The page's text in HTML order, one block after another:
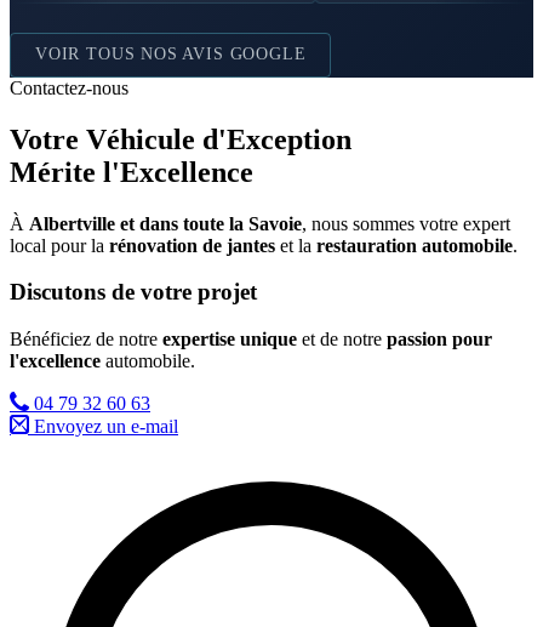
VOIR TOUS NOS AVIS GOOGLE
Contactez-nous
Votre Véhicule d'Exception
Mérite l'Excellence
À Albertville et dans toute la Savoie, nous sommes votre expert
local pour la rénovation de jantes et la restauration automobile.
Discutons de votre projet
Bénéficiez de notre expertise unique et de notre passion pour
l'excellence automobile.
04 79 32 60 63
Envoyez un e-mail